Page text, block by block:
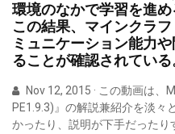
環境のなかで学習を進め
この結果、マインクラ
ミュニケーション能力
ることが確認されている
Nov 12, 2015 · この動画は
PE1.9.3)』の解説兼紹介を淡々
かったり、説明が下手だったり